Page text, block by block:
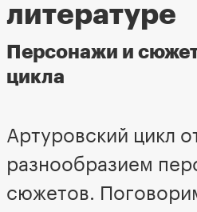
литературе
Персонажи и
цикла
Артуровский цикл
разнообразием
сюжетов.